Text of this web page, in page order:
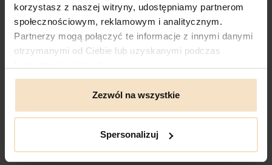
korzystasz z naszej witryny, udostępniamy partnerom
społecznościowym, reklamowym i analitycznym.
Partnerzy mogą połączyć te informacje z innymi danymi
otrzymanymi od Ciebie lub uzyskanymi podczas
Zezwól na wszystkie
Spersonalizuj
Recenzje
Recenzje produktów od naszych klientów: e-
daag.com.pl
4.3
4 Opinie Klientów